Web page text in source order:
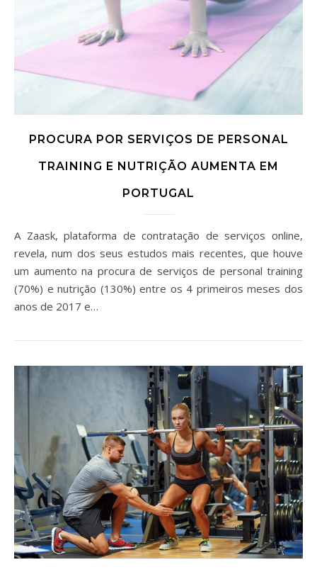
PROCURA POR SERVIÇOS DE PERSONAL
TRAINING E NUTRIÇÃO AUMENTA EM
PORTUGAL
A Zaask, plataforma de contratação de serviços online,
revela, num dos seus estudos mais recentes, que houve
um aumento na procura de serviços de personal training
(70%) e nutrição (130%) entre os 4 primeiros meses dos
anos de 2017 e…